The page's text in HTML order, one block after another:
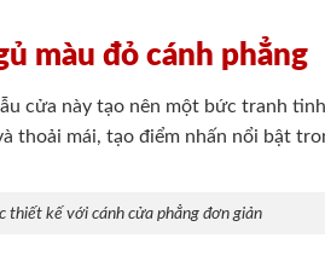
màu đỏ cánh phẳng
cửa này tạo nên một bức tranh
thoải mái, tạo điểm nhấn nổi bật
thiết kế với cánh cửa phẳng đơn giản